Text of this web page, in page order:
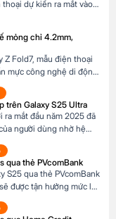
thoại dự kiến ra mắt vào
website các hệ thống
cấp đáng chú ý về
A17 […]
mỏng chỉ 4.2mm,
Z Fold7, mẫu điện thoại
mực công nghệ di động.
khi mở ra và camera
dòng Z Fold, sản phẩm
nghệ […]
trên Galaxy S25 Ultra
ra mắt đầu năm 2025 đã
người dùng nhờ hệ
và các tính năng
khắc đẹp trong
qua thẻ PVcomBank
S25 qua thẻ PVcomBank
được tận hưởng mức lãi
12 tháng, phù hợp với